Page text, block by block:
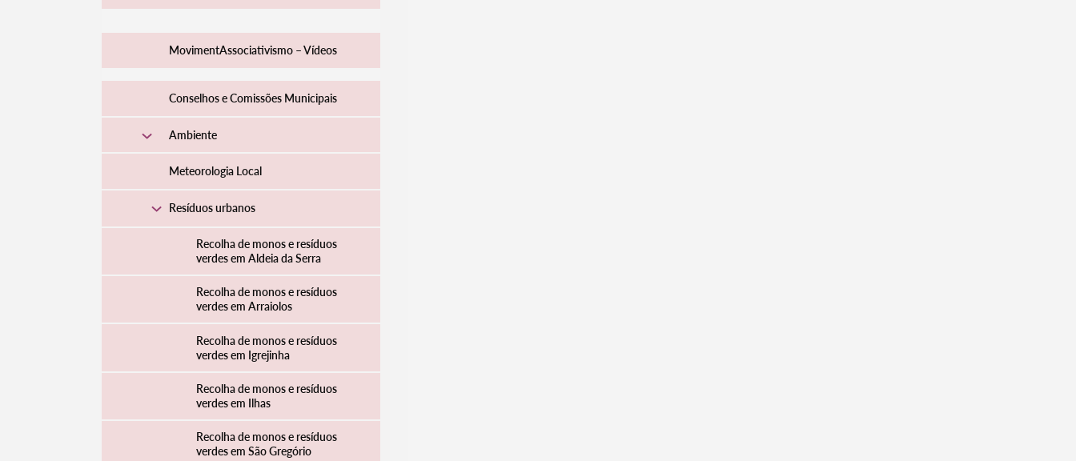
Termo de Pesquisa
Categorias gerais
Filtros
MovimentAssociativismo – Vídeos
Conselhos e Comissões Municipais
Ambiente
Meteorologia Local
Resíduos urbanos
Recolha de monos e resíduos
verdes em Aldeia da Serra
Recolha de monos e resíduos
verdes em Arraiolos
Recolha de monos e resíduos
verdes em Igrejinha
Recolha de monos e resíduos
verdes em Ilhas
Recolha de monos e resíduos
verdes em São Gregório